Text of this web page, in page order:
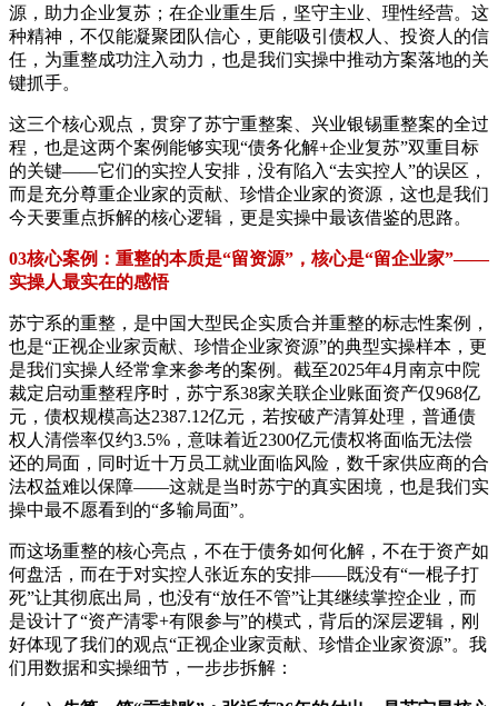
源，助力企业复苏；在企业重生后，坚守主业、理性经营。这
种精神，不仅能凝聚团队信心，更能吸引债权人、投资人的信
任，为重整成功注入动力，也是我们实操中推动方案落地的关
键抓手。
这三个核心观点，贯穿了苏宁重整案、兴业银锡重整案的全过
程，也是这两个案例能够实现“债务化解+企业复苏”双重目标
的关键——它们的实控人安排，没有陷入“去实控人”的误区，
而是充分尊重企业家的贡献、珍惜企业家的资源，这也是我们
今天要重点拆解的核心逻辑，更是实操中最该借鉴的思路。
03核心案例：重整的本质是“留资源”，核心是“留企业家”——
实操人最实在的感悟
苏宁系的重整，是中国大型民企实质合并重整的标志性案例，
也是“正视企业家贡献、珍惜企业家资源”的典型实操样本，更
是我们实操人经常拿来参考的案例。截至2025年4月南京中院
裁定启动重整程序时，苏宁系38家关联企业账面资产仅968亿
元，债权规模高达2387.12亿元，若按破产清算处理，普通债
权人清偿率仅约3.5%，意味着近2300亿元债权将面临无法偿
还的局面，同时近十万员工就业面临风险，数千家供应商的合
法权益难以保障——这就是当时苏宁的真实困境，也是我们实
操中最不愿看到的“多输局面”。
而这场重整的核心亮点，不在于债务如何化解，不在于资产如
何盘活，而在于对实控人张近东的安排——既没有“一棍子打
死”让其彻底出局，也没有“放任不管”让其继续掌控企业，而
是设计了“资产清零+有限参与”的模式，背后的深层逻辑，刚
好体现了我们的观点“正视企业家贡献、珍惜企业家资源”。我
们用数据和实操细节，一步步拆解：